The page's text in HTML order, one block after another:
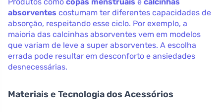
absorventes costumam ter diferentes capacidades de
absorção, respeitando esse ciclo. Por exemplo, a
maioria das calcinhas absorventes vem em modelos
que variam de leve a super absorventes. A escolha
errada pode resultar em desconforto e ansiedades
desnecessárias.
Materiais e Tecnologia dos Acessórios